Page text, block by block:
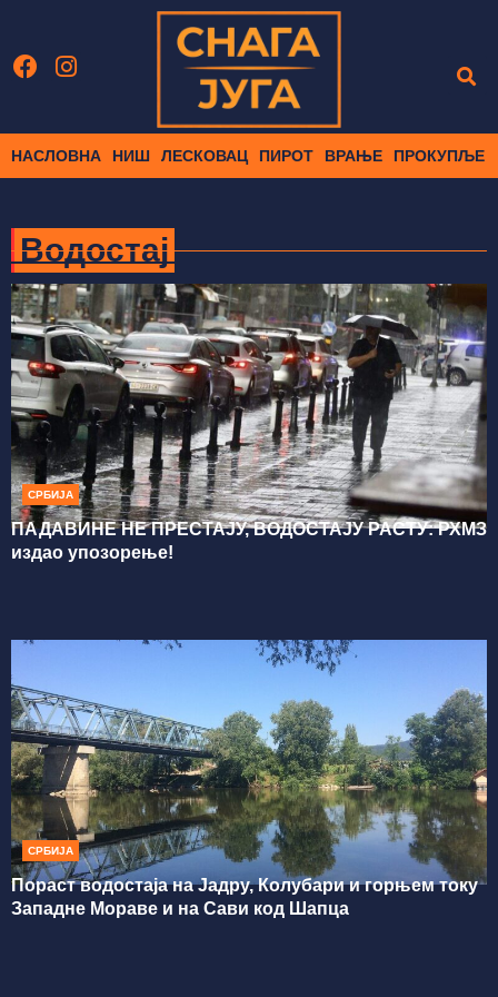
НАСЛОВНА НИШ ЛЕСКОВАЦ ПИРОТ ВРАЊЕ ПРОКУПЉЕ
Водостај
СРБИЈА
ПАДАВИНЕ НЕ ПРЕСТАЈУ, ВОДОСТАЈУ РАСТУ: РХМЗ
издао упозорење!
СРБИЈА
Пораст водостаја на Јадру, Колубари и горњем току
Западне Мораве и на Сави код Шапца